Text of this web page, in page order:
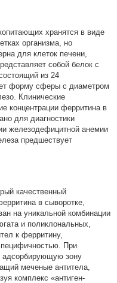
хранятся в виде
организма, но
для клеток печени,
собой белок с
из 24
форму сферы с диаметром
Клинические
концентрации ферритина в
для диагностики
железодефицитной анемии
предшествует
качественный
в сыворотке,
на уникальной комбинации
и поликлональных,
к ферритину,
При
адсорбирующую зону
меченые антитела,
комплекс «антиген-